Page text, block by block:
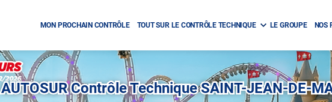
MON PROCHAIN CONTRÔLE TOUT SUR LE CONTRÔLE TECHNIQUE LE GROUPE NOS
AUTOSUR Contrôle Technique SAINT-JEAN-DE-